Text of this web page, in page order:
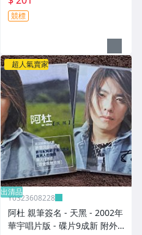
- 201元起標 D497
競標
超人氣賣家
出清品
Y0323608228
阿杜 親筆簽名 - 天黑 - 2002年
華宇唱片版 - 碟片9成新 附外